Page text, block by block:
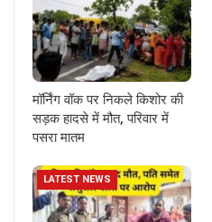
मॉर्निंग वॉक पर निकले किशोर की
सड़क हादसे में मौत, परिवार में
पसरा मातम
LATEST NEWS